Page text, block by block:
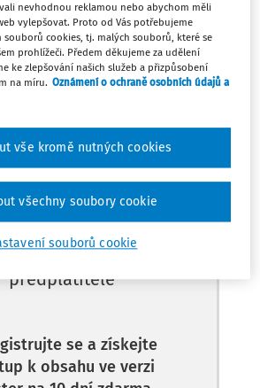
Máte předplatné? Přihlaste se
dokument je jen pro
předplatitele
se a získejte
k obsahu ve verzi
nevhodnou reklamou nebo abychom měli
vylepšovat. Proto od Vás potřebujeme
souborů cookies, tj. malých souborů, které se
prohlížeči. Předem děkujeme za udělení
ke zlepšování našich služeb a přizpůsobení
na míru. Oznámení o ochraně osobních údajů a
souborů cookie
vše kromě nutných cookies
všechny soubory cookie